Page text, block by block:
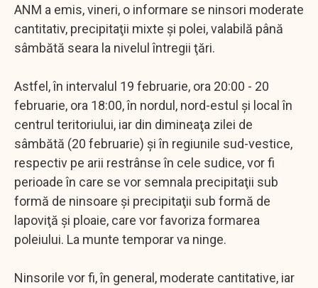
ANM a emis, vineri, o informare se ninsori moderate
cantitativ, precipitaţii mixte şi polei, valabilă până
sâmbătă seara la nivelul întregii ţări.
Astfel, în intervalul 19 februarie, ora 20:00 - 20
februarie, ora 18:00, în nordul, nord-estul şi local în
centrul teritoriului, iar din dimineaţa zilei de
sâmbătă (20 februarie) şi în regiunile sud-vestice,
respectiv pe arii restrânse în cele sudice, vor fi
perioade în care se vor semnala precipitaţii sub
formă de ninsoare şi precipitaţii sub formă de
lapoviţă şi ploaie, care vor favoriza formarea
poleiului. La munte temporar va ninge.
Ninsorile vor fi, în general, moderate cantitative, iar